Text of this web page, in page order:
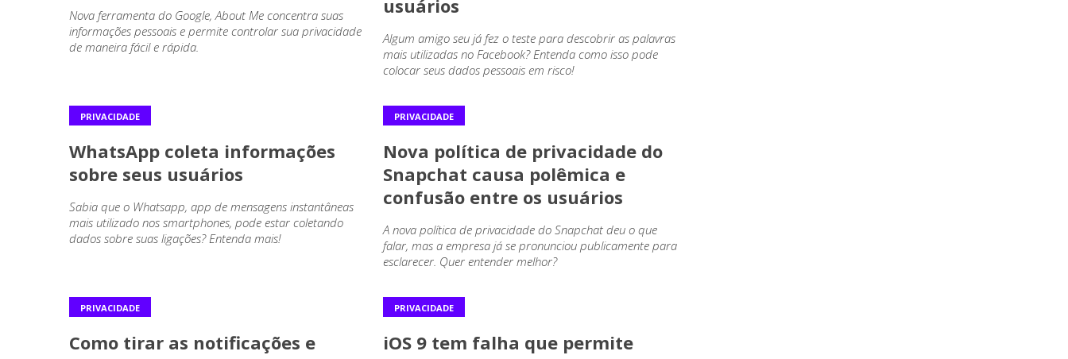
Nova ferramenta do Google, About Me concentra suas
informações pessoais e permite controlar sua privacidade
de maneira fácil e rápida.
usuários
Algum amigo seu já fez o teste para descobrir as palavras
mais utilizadas no Facebook? Entenda como isso pode
colocar seus dados pessoais em risco!
PRIVACIDADE
WhatsApp coleta informações
sobre seus usuários
Sabia que o Whatsapp, app de mensagens instantâneas
mais utilizado nos smartphones, pode estar coletando
dados sobre suas ligações? Entenda mais!
PRIVACIDADE
Nova política de privacidade do
Snapchat causa polêmica e
confusão entre os usuários
A nova política de privacidade do Snapchat deu o que
falar, mas a empresa já se pronunciou publicamente para
esclarecer. Quer entender melhor?
PRIVACIDADE
Como tirar as notificações e
PRIVACIDADE
iOS 9 tem falha que permite